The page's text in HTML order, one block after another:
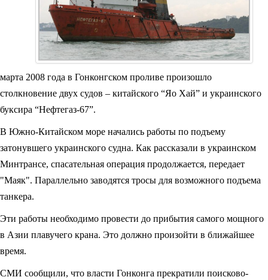
марта 2008 года в Гонконгском проливе произошло
столкновение двух судов – китайского “Яо Хай” и украинского
буксира “Нефтегаз-67”.
В Южно-Китайском море начались работы по подъему
затонувшего украинского судна. Как рассказали в украинском
Минтрансе, спасательная операция продолжается, передает
"Маяк". Параллельно заводятся тросы для возможного подъема
танкера.
Эти работы необходимо провести до прибытия самого мощного
в Азии плавучего крана. Это должно произойти в ближайшее
время.
СМИ сообщили, что власти Гонконга прекратили поисково-